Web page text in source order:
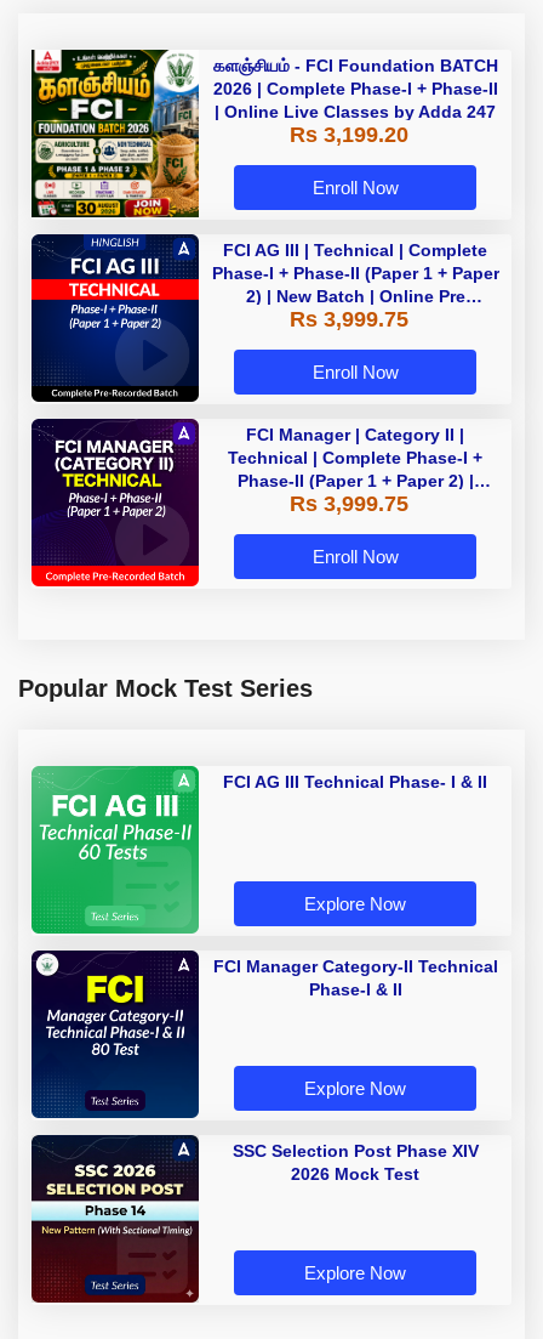
களஞ்சியம் - FCI Foundation BATCH
2026 | Complete Phase-I + Phase-II
| Online Live Classes by Adda 247
Rs 3,199.20
Enroll Now
FCI AG III | Technical | Complete
Phase-I + Phase-II (Paper 1 + Paper
2) | New Batch | Online Pre
Recorded Classes By Adda247
Rs 3,999.75
Enroll Now
FCI Manager | Category II |
Technical | Complete Phase-I +
Phase-II (Paper 1 + Paper 2) |
Complete Pre-Recorded Batch By
Adda 247
Rs 3,999.75
Enroll Now
Popular Mock Test Series
FCI AG III Technical Phase- I & II
Explore Now
FCI Manager Category-II Technical
Phase-I & II
Explore Now
SSC Selection Post Phase XIV
2026 Mock Test
Explore Now